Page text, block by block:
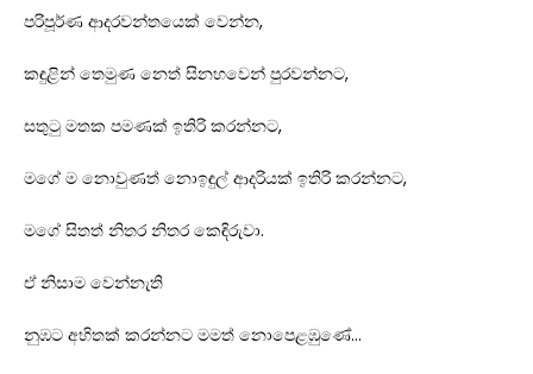
පරිපූර්ණ ආදරවන්තයෙක් වෙන්න,
කඳුළින් තෙමුණ නෙත් සිනහවෙන් පුරවන්නට,
සතුටු මතක පමණක් ඉතිරි කරන්නට,
මගේ ම නොවුණත් නොඉඳුල් ආදරියක් ඉතිරි කරන්නට,
මගේ සිතත් නිතර නිතර කෙඳිරුවා.
ඒ නිසාම වෙන්නැති
නුඹට අහිතක් කරන්නට මමත් නොපෙළඹුණේ…